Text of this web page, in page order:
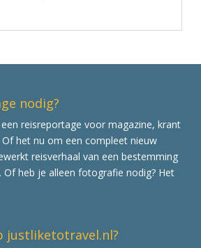
nodig?
reisreportage voor magazine, krant
het nu om een compleet nieuw
reisverhaal van een bestemming
Of heb je alleen fotografie nodig? Het
justliketotravel.nl?